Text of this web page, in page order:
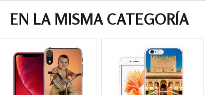
EN LA MISMA CATEGORÍA